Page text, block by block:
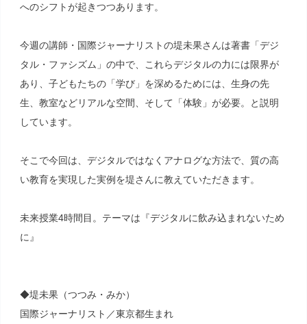
へのシフトが起きつつあります。
今週の講師・国際ジャーナリストの堤未果さんは著書「デジ
タル・ファシズム」の中で、これらデジタルの力には限界が
あり、子どもたちの「学び」を深めるためには、生身の先
生、教室などリアルな空間、そして「体験」が必要。と説明
しています。
そこで今回は、デジタルではなくアナログな方法で、質の高
い教育を実現した実例を堤さんに教えていただきます。
未来授業4時間目。テーマは『デジタルに飲み込まれないため
に』
◆堤未果（つつみ・みか）
国際ジャーナリスト／東京都生まれ